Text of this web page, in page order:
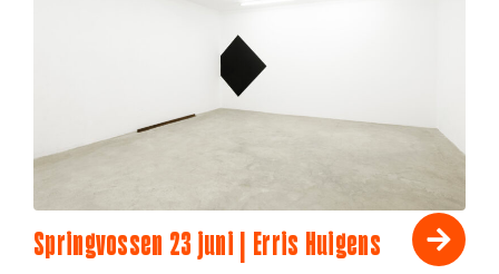
Springvossen 23 juni | Erris Huigens